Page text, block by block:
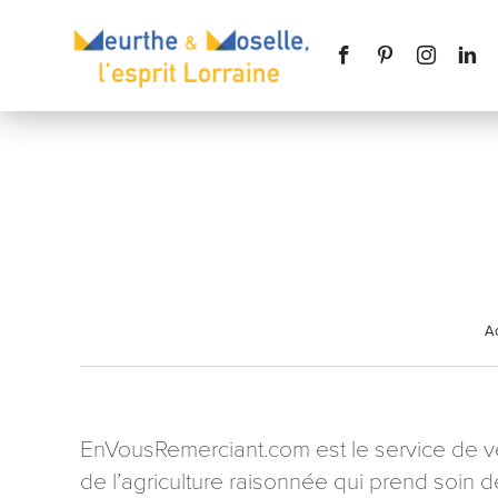
EnVousRemerciant.com est le service
de l’agriculture raisonnée qui prend soin
Message *